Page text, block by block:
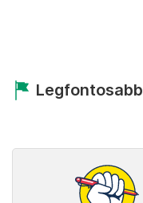
Legfontosabb